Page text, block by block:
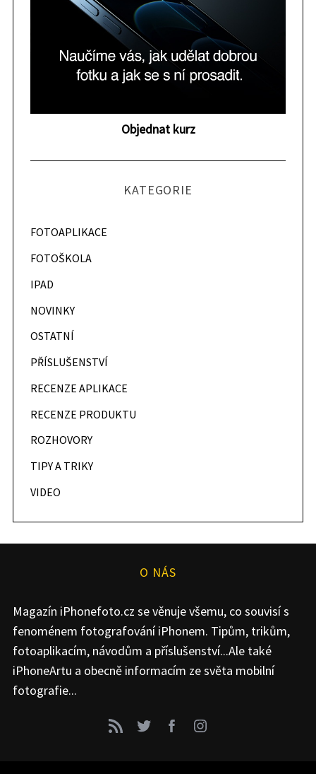
Objednat kurz
KATEGORIE
FOTOAPLIKACE
FOTOŠKOLA
IPAD
NOVINKY
OSTATNÍ
PŘÍSLUŠENSTVÍ
RECENZE APLIKACE
RECENZE PRODUKTU
ROZHOVORY
TIPY A TRIKY
VIDEO
O NÁS
Magazín iPhonefoto.cz se věnuje všemu, co souvisí s
fenoménem fotografování iPhonem. Tipům, trikům,
fotoaplikacím, návodům a příslušenství...Ale také
iPhoneArtu a obecně informacím ze světa mobilní
fotografie...